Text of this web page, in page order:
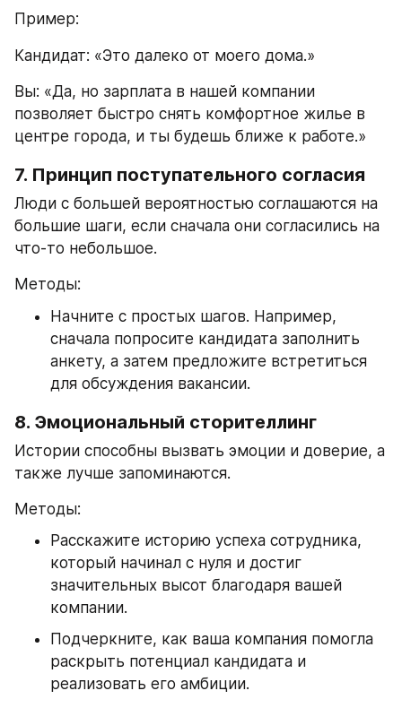
Пример:
Кандидат: «Это далеко от моего дома.»
Вы: «Да, но зарплата в нашей компании
позволяет быстро снять комфортное жилье в
центре города, и ты будешь ближе к работе.»
7. Принцип поступательного согласия
Люди с большей вероятностью соглашаются на
большие шаги, если сначала они согласились на
что-то небольшое.
Методы:
Начните с простых шагов. Например,
сначала попросите кандидата заполнить
анкету, а затем предложите встретиться
для обсуждения вакансии.
8. Эмоциональный сторителлинг
Истории способны вызвать эмоции и доверие, а
также лучше запоминаются.
Методы:
Расскажите историю успеха сотрудника,
который начинал с нуля и достиг
значительных высот благодаря вашей
компании.
Подчеркните, как ваша компания помогла
раскрыть потенциал кандидата и
реализовать его амбиции.